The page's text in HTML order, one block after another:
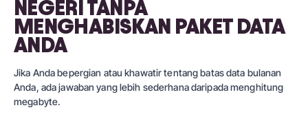
NEGERI TANPA
MENGHABISKAN PAKET DATA
ANDA
Jika Anda bepergian atau khawatir tentang batas data bulanan
Anda, ada jawaban yang lebih sederhana daripada menghitung
megabyte.